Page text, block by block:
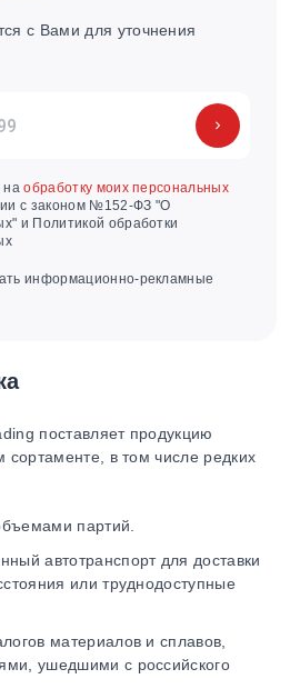
с Вами для уточнения
наобработку моих персональных
с законом №152-ФЗ "О
и Политикой обработки
информационно-рекламные
поставляет продукцию
сортаменте, в том числе редких
партий.
автотранспорт для доставки
или труднодоступные
материалов и сплавов,
ушедшими с российского